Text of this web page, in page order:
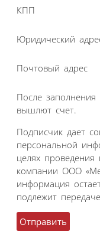
КПП
Юридический
Почтовый адрес
После
вышлют счет.
Подписчик дает
персональной
целях проведения
компании ООО
информация
подлежит